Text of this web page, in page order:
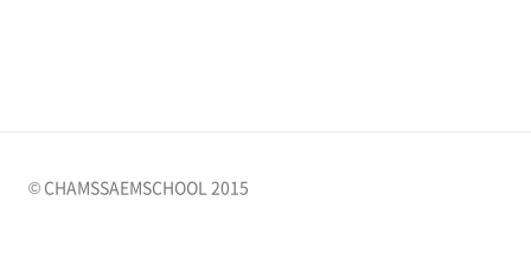
© CHAMSSAEMSCHOOL 2015